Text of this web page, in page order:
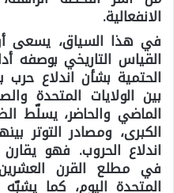
الانفعالية.
في هذا السياق، يسعى
القياس التاريخي بوصفه
الحتمية بشأن اندلاع
بين الولايات المتحدة
الماضي والحاضر، يسلّط
الكبرى، ومصادر التوتر
اندلاع الحروب. فهو
في مطلع القرن العشرين
المتحدة اليوم، كما